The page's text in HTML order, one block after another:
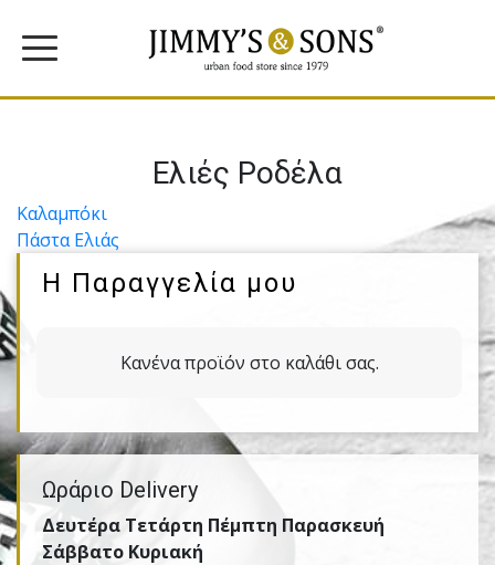
Ελιές Ροδέλα
Πλοήγηση
άρθρων
Καλαµπόκι
Πάστα Ελιάς
Η Παραγγελία μου
Κανένα προϊόν στο καλάθι σας.
Ωράριο Delivery
Δευτέρα Τετάρτη Πέμπτη Παρασκευή
Σάββατο Κυριακή